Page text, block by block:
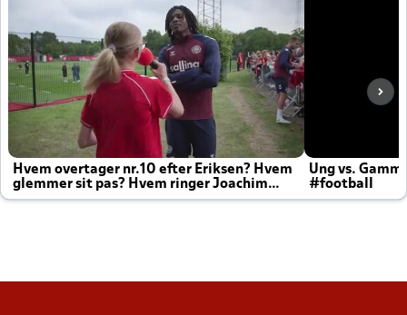
Hvem overtager nr.10 efter Eriksen? Hvem
glemmer sit pas? Hvem ringer Joachim
altid til efter kampe?
Ung vs.
#football